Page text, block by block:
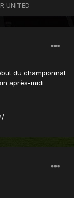
UNITED
du championnat
après-midi